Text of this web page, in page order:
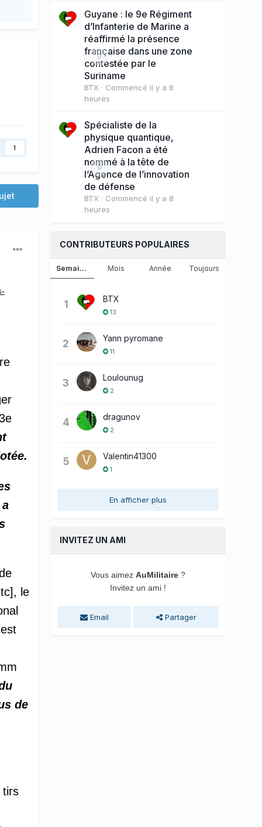
1
le
de
tirs
0
Guyane : le 9e Régiment
d’Infanterie de Marine a
réaffirmé la présence
française dans une zone
contestée par le
Suriname
BTX · Commencé il y a 8
heures
0
Spécialiste de la
physique quantique,
Adrien Facon a été
nommé à la tête de
l’Agence de l’innovation
de défense
BTX · Commencé il y a 8
heures
CONTRIBUTEURS POPULAIRES
Semaine Mois Année Toujours
1 BTX
13
2 Yann pyromane
11
3 Loulounug
2
4 dragunov
2
5 Valentin41300
1
En afficher plus
INVITEZ UN AMI
Vous aimez AuMilitaire ?
Invitez un ami !
Email Partager